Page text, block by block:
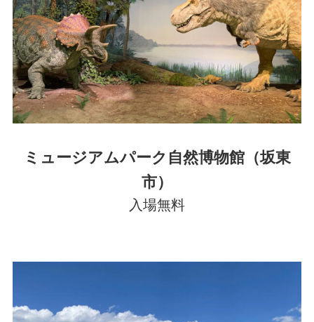
ミュージアムパーク自然博物館（坂東
市）
入場無料